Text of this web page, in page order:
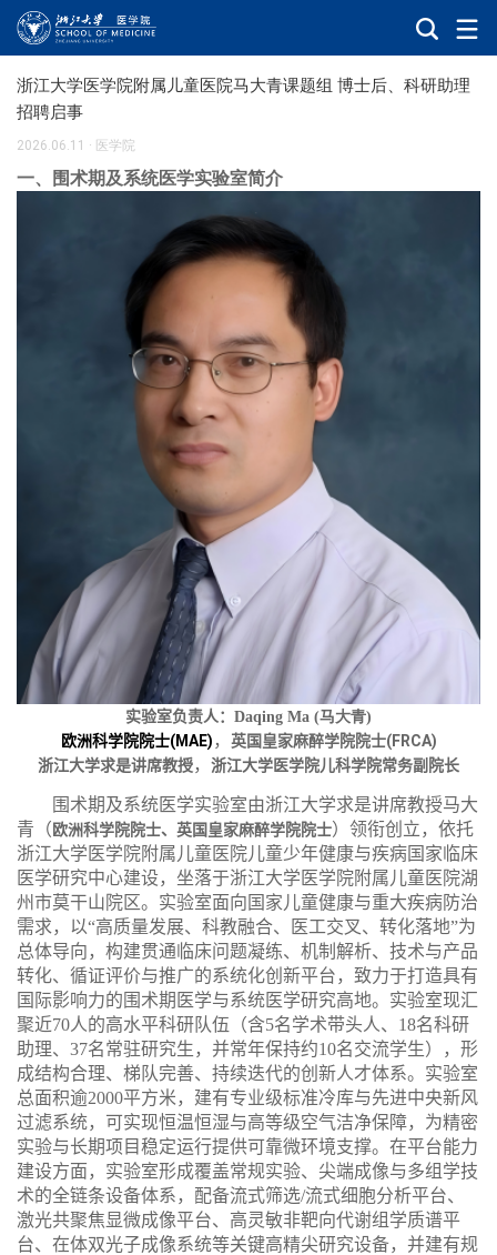
浙江大学医学院附属儿童医院马大青课题组 博士后、科研助理
招聘启事
2026.06.11 · 医学院
一、围术期及系统医学实验室简介
实验室负责人： Daqing Ma (马大青)
欧洲科学院院士(MAE) ， 英国皇家麻醉学院院士(FRCA)
浙江大学求是讲席教授 ， 浙江大学医学院儿科学院常务副院长
围术期及系统医学实验室由浙江大学求是讲席教授马大
青（ 欧洲科学院院士、英国皇家麻醉学院院士）领衔创立，依托
浙江大学医学院附属儿童医院儿童少年健康与疾病国家临床
医学研究中心建设，坐落于浙江大学医学院附属儿童医院湖
州市莫干山院区。实验室面向国家儿童健康与重大疾病防治
需求，以“高质量发展、科教融合、医工交叉、转化落地”为
总体导向，构建贯通临床问题凝练、机制解析、技术与产品
转化、循证评价与推广的系统化创新平台，致力于打造具有
国际影响力的围术期医学与系统医学研究高地。实验室现汇
聚近70人的高水平科研队伍（含5名学术带头人、 18名科研
助理、 37名常驻研究生，并常年保持约10名交流学生），形
成结构合理、梯队完善、持续迭代的创新人才体系。实验室
总面积逾2000平方米，建有专业级标准冷库与先进中央新风
过滤系统，可实现恒温恒湿与高等级空气洁净保障，为精密
实验与长期项目稳定运行提供可靠微环境支撑。在平台能力
建设方面，实验室形成覆盖常规实验、尖端成像与多组学技
术的全链条设备体系，配备流式筛选/流式细胞分析平台、
激光共聚焦显微成像平台、高灵敏非靶向代谢组学质谱平
台、在体双光子成像系统等关键高精尖研究设备，并建有规